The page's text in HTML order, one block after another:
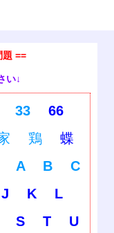
題 ==
い↓
33
66
鶏
蝶
A B
C
J K
L
S T
U